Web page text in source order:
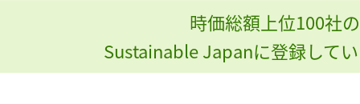
時価総額上位100社
Sustainable Japanに登録して